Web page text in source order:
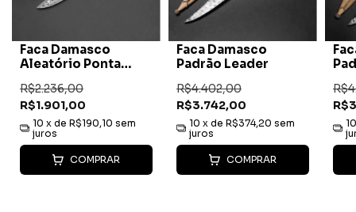
Faca Damasco
Padrão Leader
R$4.402,00
R$3.742,00
10 x de R$374,20 sem
juros
COMPRAR
Faca Damasco
Padrão Turco
R$4.416,00
R$3.754,00
10 x de R$375,40 sem
juros
COMPRAR
10